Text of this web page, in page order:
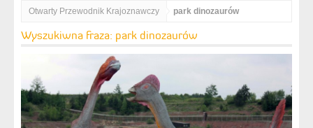
Otwarty Przewodnik Krajoznawczy park dinozaurów
Wyszukiwna fraza: park dinozaurów